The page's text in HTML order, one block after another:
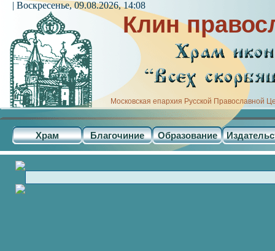
Клин
Московская епархия Русской Православной
Храм Благочиние Образование
| Воскресенье, 09.08.2026, 14:08